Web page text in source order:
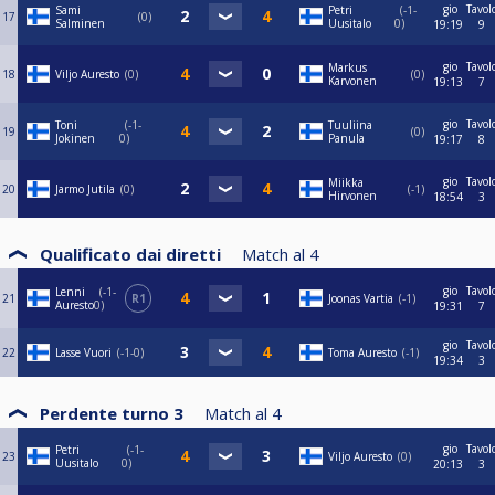
17
Sami
Salminen
0
Petri
Uusitalo
-1-
0
gio
19:19
9
18 Viljo Auresto 0
Markus
Karvonen
0
gio
19:13
7
19
Toni
Jokinen
-1-
0
Tuuliina
Panula
0
gio
19:17
8
20 Jarmo Jutila 0
Miikka
Hirvonen
-1
gio
18:54
3
Qualificato dai diretti Match al 4
21
Lenni
Auresto
-1-
0
R1 Joonas Vartia -1
gio
19:31
7
22 Lasse Vuori -1-0 Toma Auresto -1
gio
19:34
3
Perdente turno 3 Match al 4
23
Petri
Uusitalo
-1-
0
Viljo Auresto 0
gio
20:13
3